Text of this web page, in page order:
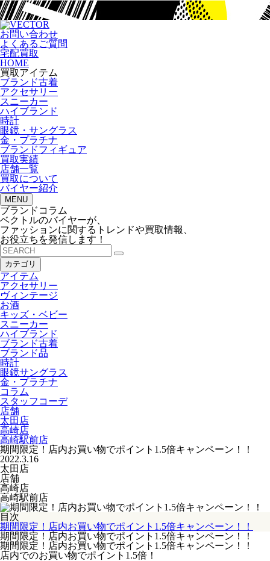
お問い合わせ
よくあるご質問
宅配買取
HOME
買取アイテム
ブランド古着
アクセサリー
スニーカー
ハイブランド
時計
眼鏡・サングラス
金・プラチナ
ブランドフィギュア
買取実績
店舗一覧
買取について
バイヤー紹介
MENU
ブランドコラム
ベクトルのバイヤーが、
ファッションに関するトレンドや買取情報、
お役立ちを発信します！
カテゴリ
アイテム
アクセサリー
ヴィンテージ
お酒
キッズ・ベビー
スニーカー
ハイブランド
ブランド古着
ブランド品
時計
眼鏡サングラス
金・プラチナ
コラム
スタッフコーデ
店舗
太田店
高崎店
高崎駅前店
期間限定！店内お買い物でポイント1.5倍キャンペーン！！
2022.3.16
太田店
店舗
高崎店
高崎駅前店
目次
期間限定！店内お買い物でポイント1.5倍キャンペーン！！
期間限定！店内お買い物でポイント1.5倍キャンペーン！！
期間限定！店内お買い物でポイント1.5倍キャンペーン！！
店内でのお買い物でポイント1.5倍！